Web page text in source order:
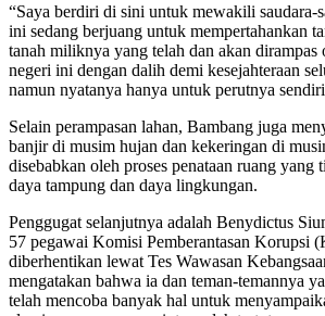
“Saya berdiri di sini untuk mewakili saudara-
ini sedang berjuang untuk mempertahankan
tanah miliknya yang telah dan akan dirampas
negeri ini dengan dalih demi kesejahteraan
namun nyatanya hanya untuk perutnya
Selain perampasan lahan, Bambang juga
banjir di musim hujan dan kekeringan di
disebabkan oleh proses penataan ruang yang
daya tampung dan daya lingkungan.
Penggugat selanjutnya adalah Benydictus
57 pegawai Komisi Pemberantasan Korupsi
diberhentikan lewat Tes Wawasan
mengatakan bahwa ia dan teman-temannya
telah mencoba banyak hal untuk